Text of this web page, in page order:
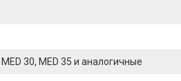
30, MED 35 и аналогичные